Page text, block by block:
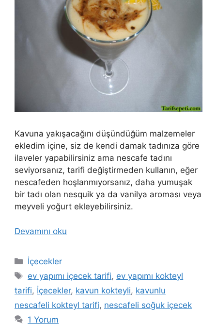
Kavuna yakışacağını düşündüğüm malzemeler
ekledim içine, siz de kendi damak tadınıza göre
ilaveler yapabilirsiniz ama nescafe tadını
seviyorsanız, tarifi değiştirmeden kullanın, eğer
nescafeden hoşlanmıyorsanız, daha yumuşak
bir tadı olan nesquik ya da vanilya aroması veya
meyveli yoğurt ekleyebilirsiniz.
Devamını oku
Kategoriler
İçecekler
Etiketler
ev yapımı içecek tarifi, ev yapımı kokteyl
tarifi, İçecekler, kavun kokteyli, kavunlu
nescafeli kokteyl tarifi, nescafeli soğuk içecek
1 Yorum